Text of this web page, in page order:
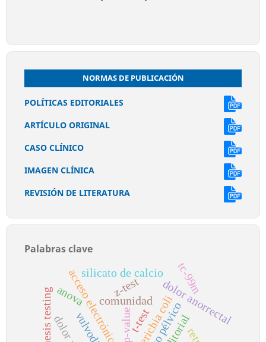
NORMAS DE PUBLICACIÓN
POLÍTICAS EDITORIALES
ARTÍCULO ORIGINAL
CASO CLÍNICO
IMAGEN CLÍNICA
REVISIÓN DE LITERATURA
Palabras clave
acceso electrónicocomunidadpiso pélvico
dolor anorrectal
silicato de calcio
p-value
z-test
t-test
anova tc-99m